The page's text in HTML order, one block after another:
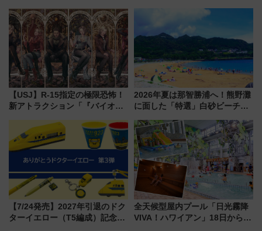
7/24-26開催！ 有料席はJRE
MALLで予約可能
した、推し活遠征や観光時のリ
アルな懐事情
【USJ】R-15指定の極限恐怖！
新アトラクション「『バイオハ
ブ」今秋登場 ―予測不能の恐
怖に泣き叫べ―
2026年夏は那智勝浦へ！熊野灘
に面した「特選」白砂ビーチは
会」は8月11日開催！
【7/24発売】2027年引退のドク
ターイエロー（T5編成）記念グ
全天候型屋内プール「日光霧降
VIVA！ハワイアン」18日から営